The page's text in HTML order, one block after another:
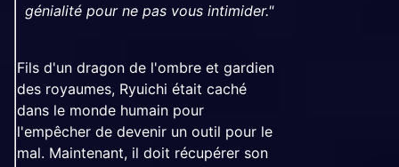
génialité pour ne pas vous intimider."
Fils d'un dragon de l'ombre et gardien
des royaumes, Ryuichi était caché
dans le monde humain pour
l'empêcher de devenir un outil pour le
mal. Maintenant, il doit récupérer son